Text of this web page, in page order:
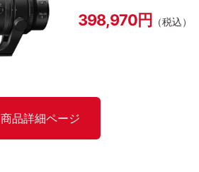
398,970円 （税込）
商品詳細ページ